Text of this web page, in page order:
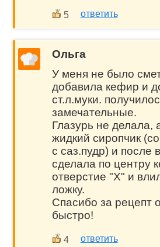
5 ответить
Ольга
У меня не было
добавила кефир и
ст.л.муки.
замечательные.
Глазурь не делала,
жидкий сиропчик
с саз.пудр) и после
сделала по центру
отверстие "Х" и
ложку.
Спасибо за рецепт
быстро!
4 ответить